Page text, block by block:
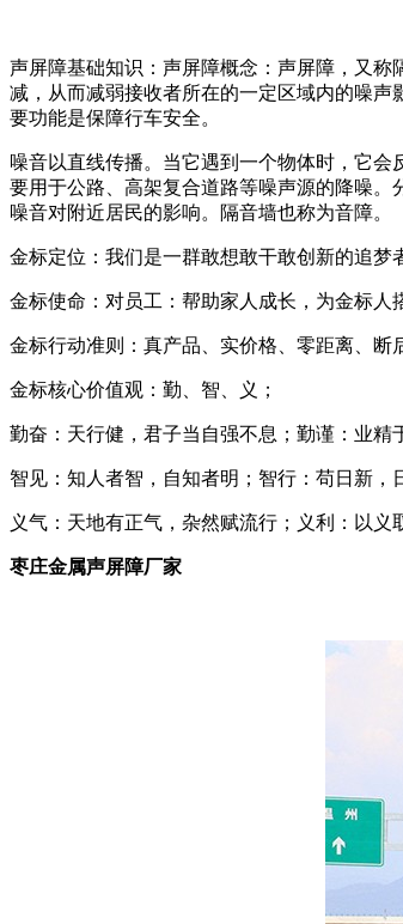
声屏障基础知识：声屏障概念：声屏障，又
减，从而减弱接收者所在的一定区域内的噪
要功能是保障行车安全。
噪音以直线传播。当它遇到一个物体时，它
要用于公路、高架复合道路等噪声源的降噪
噪音对附近居民的影响。隔音墙也称为音障。
金标定位：我们是一群敢想敢干敢创新的追梦
金标使命：对员工：帮助家人成长，为金标人
金标行动准则：真产品、实价格、零距离、断
金标核心价值观：勤、智、义；
勤奋：天行健，君子当自强不息；勤谨：业精
智见：知人者智，自知者明；智行：苟日新，
义气：天地有正气，杂然赋流行；义利：以
枣庄金属声屏障厂家